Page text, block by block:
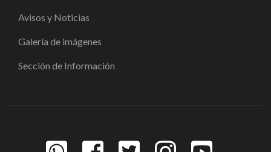
Avisos y Noticias
Galería de imágenes
Sección de Información